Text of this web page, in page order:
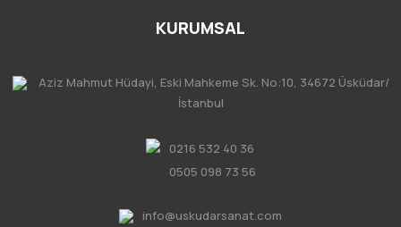
KURUMSAL
Aziz Mahmut Hüdayi, Eski Mahkeme Sk. No:10, 34672 Üsküdar/
İstanbul
0216 532 40 36
0505 098 73 56
info@uskudarsanat.com